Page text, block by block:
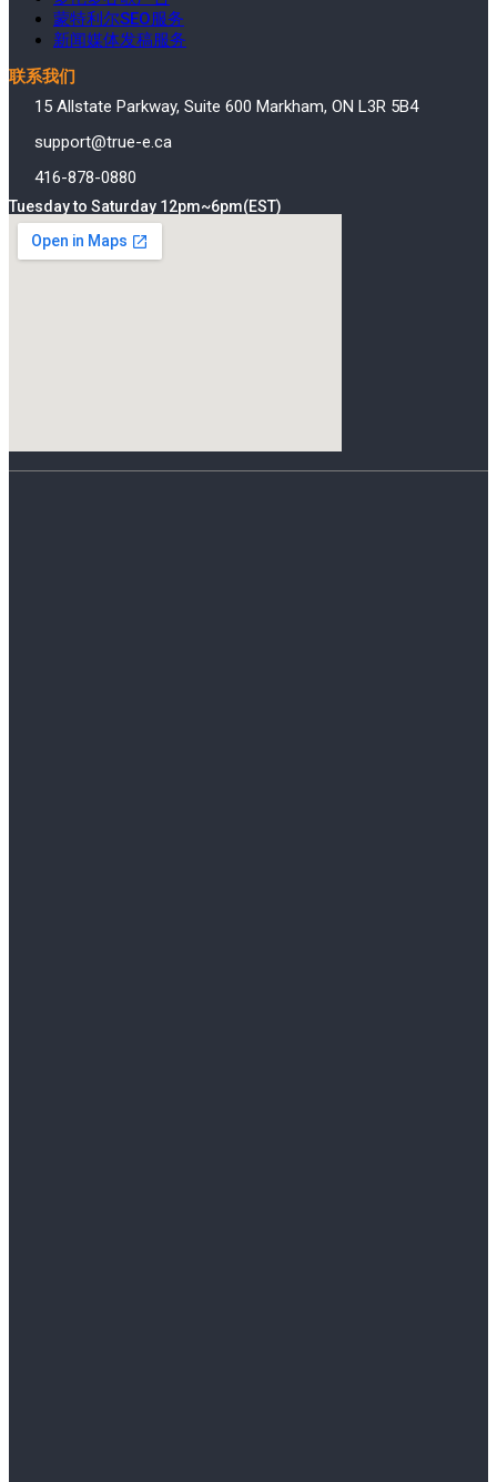
蒙特利尔SEO服务
新闻媒体发稿服务
联系我们
15 Allstate Parkway, Suite 600 Markham, ON L3R 5B4
support@true-e.ca
416-878-0880
Tuesday to Saturday 12pm~6pm(EST)